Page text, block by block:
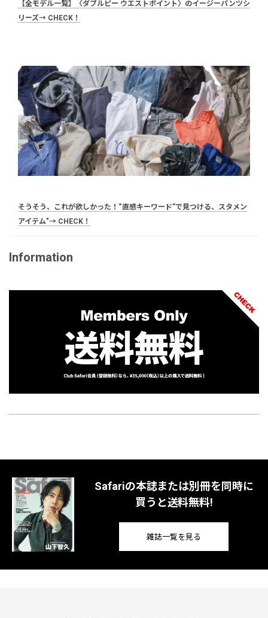
【全モデル一覧】〈ダブルピー ウエストポイント〉のイージーパンツシ
リーズ→ CHECK！
そうそう、これが欲しかった！“直感キーワード”で見つける、スタメン
アイテム"→ CHECK！
Information
Safariの本誌または別冊を同時に
買うと送料無料!
雑誌一覧を見る